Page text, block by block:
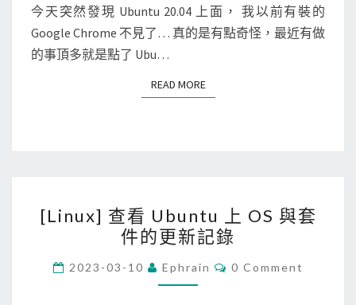
r
o
e
s
]
在
u
.
0
4
上
N
S
今天突然發現 Ubuntu 20.04 上面， 我以前有裝的
Google Chrome 不見了… 真的是有點奇怪，最近有做
的事頂多就是點了 Ubu…
READ MOREREAD MORE
L
i
n
u
[Linux] 查看 Ubuntu 上 OS 與套
件的更新記錄
2023-03-10 Ephrain
C
0 Comment